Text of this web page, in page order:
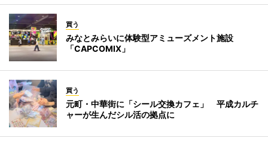
買う
みなとみらいに体験型アミューズメント施設
「CAPCOMIX」
買う
元町・中華街に「シール交換カフェ」 平成カルチ
ャーが生んだシル活の拠点に